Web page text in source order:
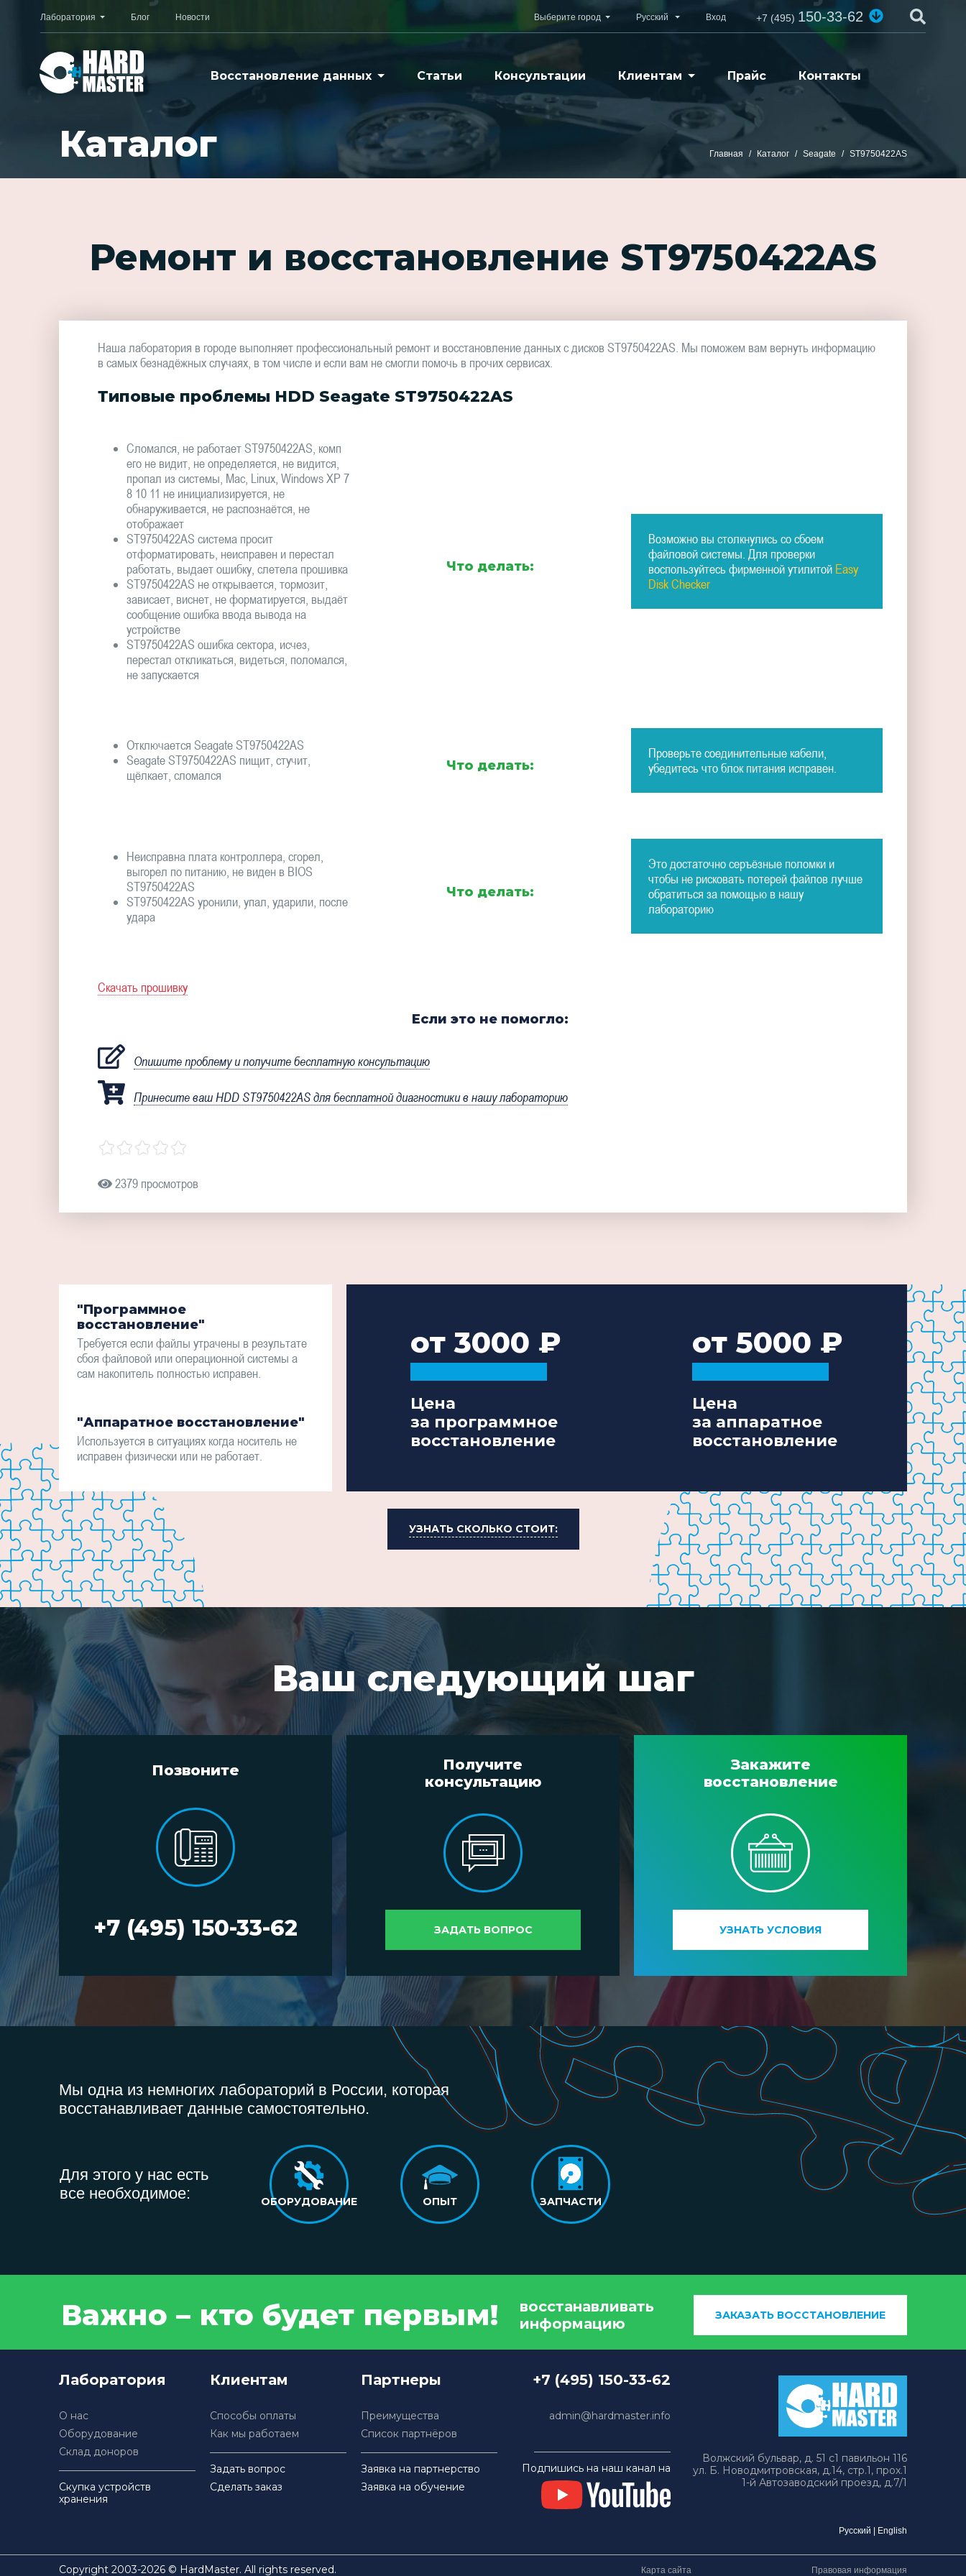
Восстановление данных Статьи Консультации Клиентам Прайс Контакты
Лаборатория Блог Новости Выберите город Русский Вход +7 (495)150-33-62
Каталог Главная Каталог Seagate ST9750422AS
Ремонт и восстановление ST9750422AS
Наша лаборатория в городе выполняет профессиональный ремонт и восстановление данных с дисков ST9750422AS. Мы поможем вам вернуть информацию
в самых безнадёжных случаях, в том числе и если вам не смогли помочь в прочих сервисах.
Типовые проблемы HDD Seagate ST9750422AS
Сломался, не работает ST9750422AS, комп
его не видит, не определяется, не видится,
пропал из системы, Mac, Linux, Windows XP 7
8 10 11 не инициализируется, не
обнаруживается, не распознаётся, не
отображает
ST9750422AS система просит
отформатировать, неисправен и перестал
работать, выдает ошибку, слетела прошивка
ST9750422AS не открывается, тормозит,
зависает, виснет, не форматируется, выдаёт
сообщение ошибка ввода вывода на
устройстве
ST9750422AS ошибка сектора, исчез,
перестал откликаться, видеться, поломался,
не запускается
Что делать:
Возможно вы столкнулись со сбоем
файловой системы. Для проверки
воспользуйтесь фирменной утилитой Easy
Disk Checker
Отключается Seagate ST9750422AS
Seagate ST9750422AS пищит, стучит,
щёлкает, сломался
Что делать:
Проверьте соединительные кабели,
убедитесь что блок питания исправен.
Неисправна плата контроллера, сгорел,
выгорел по питанию, не виден в BIOS
ST9750422AS
ST9750422AS уронили, упал, ударили, после
удара
Что делать:
Это достаточно серъёзные поломки и
чтобы не рисковать потерей файлов лучше
обратиться за помощью в нашу
лабораторию
Скачать прошивку
Если это не помогло:
Опишите проблему и получите бесплатную консультацию
Принесите ваш HDD ST9750422AS для бесплатной диагностики в нашу лабораторию
2379 просмотров
"Программное
восстановление"
Требуется если файлы утрачены в результате
сбоя файловой или операционной системы а
сам накопитель полностью исправен.
"Аппаратное восстановление"
Используется в ситуациях когда носитель не
исправен физически или не работает.
от 3000
Цена
за программное
восстановление
от 5000
Цена
за аппаратное
восстановление
УЗНАТЬ СКОЛЬКО СТОИТ:
Ваш следующий шаг
Позвоните
+7 (495) 150-33-62
Получите
консультацию
ЗАДАТЬ ВОПРОС
Закажите
восстановление
УЗНАТЬ УСЛОВИЯ
Мы одна из немногих лабораторий в России, которая
восстанавливает данные самостоятельно.
Для этого у нас есть
все необходимое:
ОБОРУДОВАНИЕ ОПЫТ ЗАПЧАСТИ
Важно – кто будет первым!
восстанавливать
информацию
ЗАКАЗАТЬ ВОССТАНОВЛЕНИЕ
Лаборатория
О нас
Оборудование
Склад доноров
Скупка устройств
хранения
Клиентам
Способы оплаты
Как мы работаем
Задать вопрос
Сделать заказ
Партнеры
Преимущества
Список партнёров
Заявка на партнерство
Заявка на обучение
+7 (495) 150-33-62
admin@hardmaster.info
Подпишись на наш канал на
Волжский бульвар, д. 51 с1 павильон 116
ул. Б. Новодмитровская, д.14, стр.1, прох.1
1-й Автозаводский проезд, д.7/1
Русский English
Copyright 2003-2026 © HardMaster. All rights reserved. Карта сайта Правовая информация